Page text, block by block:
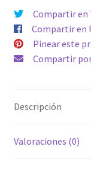
Roomba
Serie
800
900
Compartir
Compartir en
Pinear este
Compartir
Descripción
Valoraciones (0)